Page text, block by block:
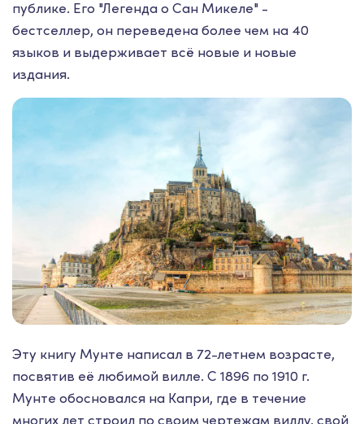
публике. Его "Легенда о Сан Микеле" -
бестселлер, он переведена более чем на 40
языков и выдерживает всё новые и новые
издания.
Эту книгу Мунте написал в 72-летнем возрасте,
посвятив её любимой вилле. С 1896 по 1910 г.
Мунте обосновался на Капри, где в течение
многих лет строил по своим чертежам виллу, свой